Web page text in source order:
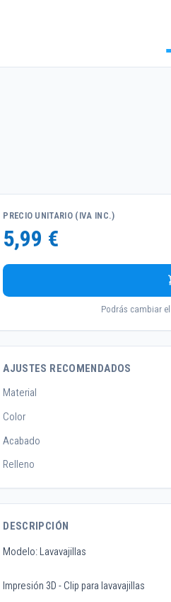
PRECIO UNITARIO (IVA INC.)
5,99 €
Podrás cambiar
AJUSTES RECOMENDADOS
Material
Color
Acabado
Relleno
DESCRIPCIÓN
Modelo: Lavavajillas
Impresión 3D - Clip para lavavajillas